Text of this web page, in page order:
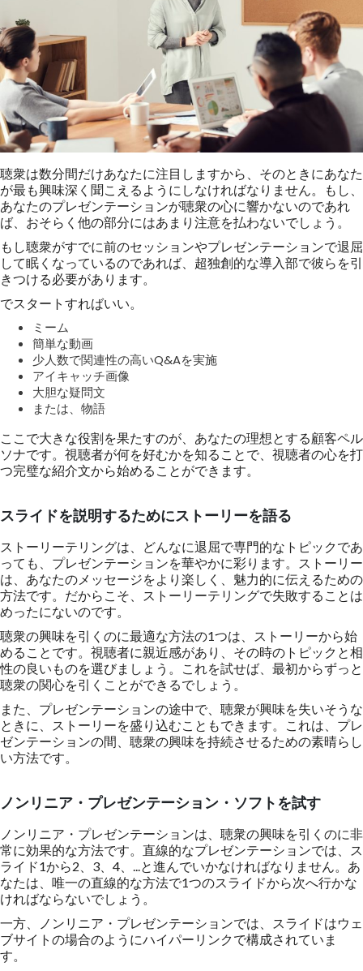
聴衆は数分間だけあなたに注目しますから、そのときにあなた
が最も興味深く聞こえるようにしなければなりません。もし、
あなたのプレゼンテーションが聴衆の心に響かないのであれ
ば、おそらく他の部分にはあまり注意を払わないでしょう。
もし聴衆がすでに前のセッションやプレゼンテーションで退屈
して眠くなっているのであれば、超独創的な導入部で彼らを引
きつける必要があります。
でスタートすればいい。
ミーム
簡単な動画
少人数で関連性の高いQ&Aを実施
アイキャッチ画像
大胆な疑問文
または、物語
ここで大きな役割を果たすのが、あなたの理想とする顧客ペル
ソナです。視聴者が何を好むかを知ることで、視聴者の心を打
つ完璧な紹介文から始めることができます。
スライドを説明するためにストーリーを語る
ストーリーテリングは、どんなに退屈で専門的なトピックであ
っても、プレゼンテーションを華やかに彩ります。ストーリー
は、あなたのメッセージをより楽しく、魅力的に伝えるための
方法です。だからこそ、ストーリーテリングで失敗することは
めったにないのです。
聴衆の興味を引くのに最適な方法の1つは、ストーリーから始
めることです。視聴者に親近感があり、その時のトピックと相
性の良いものを選びましょう。これを試せば、最初からずっと
聴衆の関心を引くことができるでしょう。
また、プレゼンテーションの途中で、聴衆が興味を失いそうな
ときに、ストーリーを盛り込むこともできます。これは、プレ
ゼンテーションの間、聴衆の興味を持続させるための素晴らし
い方法です。
ノンリニア・プレゼンテーション・ソフトを試す
ノンリニア・プレゼンテーションは、聴衆の興味を引くのに非
常に効果的な方法です。直線的なプレゼンテーションでは、ス
ライド1から2、3、4、...と進んでいかなければなりません。あ
なたは、唯一の直線的な方法で1つのスライドから次へ行かな
ければならないでしょう。
一方、ノンリニア・プレゼンテーションでは、スライドはウェ
ブサイトの場合のようにハイパーリンクで構成されていま
す。